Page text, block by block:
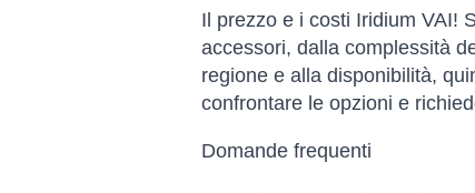
Il prezzo e i costi Iridium VAI!
accessori, dalla complessità
regione e alla disponibilità,
confrontare le opzioni e
Domande frequenti